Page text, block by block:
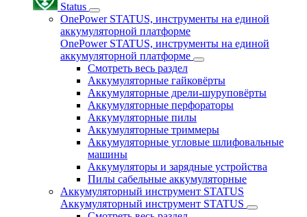
Status
OnePower STATUS, инструменты на единой
аккумуляторной платформе
OnePower STATUS, инструменты на единой
аккумуляторной платформе
Смотреть весь раздел
Аккумуляторные гайковёрты
Аккумуляторные дрели-шуруповёрты
Аккумуляторные перфораторы
Аккумуляторные пилы
Аккумуляторные триммеры
Аккумуляторные угловые шлифовальные
машины
Аккумуляторы и зарядные устройства
Пилы сабельные аккумуляторные
Аккумуляторный инструмент STATUS
Аккумуляторный инструмент STATUS